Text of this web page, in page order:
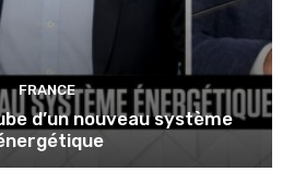
FRANCE
d’un nouveau système